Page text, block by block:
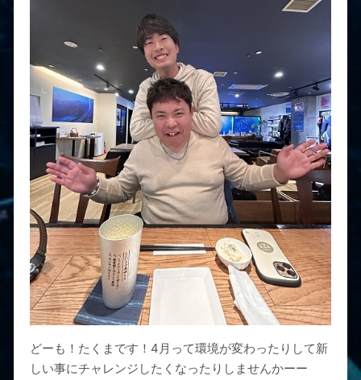
どーも！たくまです！4月って環境が変わったりして新
しい事にチャレンジしたくなったりしませんかーー